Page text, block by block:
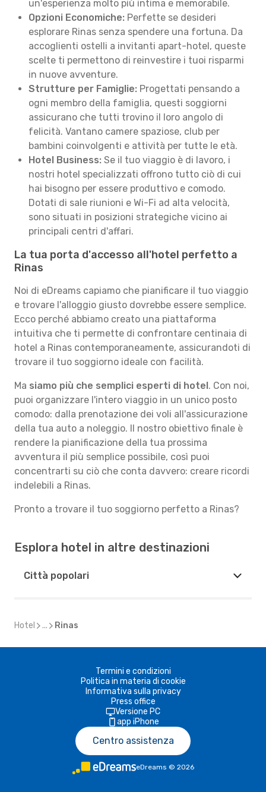
un'esperienza molto più intima e memorabile.
Opzioni Economiche: Perfette se desideri
esplorare Rinas senza spendere una fortuna. Da
accoglienti ostelli a invitanti apart-hotel, queste
scelte ti permettono di reinvestire i tuoi risparmi
in nuove avventure.
Strutture per Famiglie: Progettati pensando a
ogni membro della famiglia, questi soggiorni
assicurano che tutti trovino il loro angolo di
felicità. Vantano camere spaziose, club per
bambini coinvolgenti e attività per tutte le età.
Hotel Business: Se il tuo viaggio è di lavoro, i
nostri hotel specializzati offrono tutto ciò di cui
hai bisogno per essere produttivo e comodo.
Dotati di sale riunioni e Wi-Fi ad alta velocità,
sono situati in posizioni strategiche vicino ai
principali centri d'affari.
La tua porta d'accesso all'hotel perfetto a
Rinas
Noi di eDreams capiamo che pianificare il tuo viaggio
e trovare l'alloggio giusto dovrebbe essere semplice.
Ecco perché abbiamo creato una piattaforma
intuitiva che ti permette di confrontare centinaia di
hotel a Rinas contemporaneamente, assicurandoti di
trovare il tuo soggiorno ideale con facilità.
Ma siamo più che semplici esperti di hotel. Con noi,
puoi organizzare l'intero viaggio in un unico posto
comodo: dalla prenotazione dei voli all'assicurazione
della tua auto a noleggio. Il nostro obiettivo finale è
rendere la pianificazione della tua prossima
avventura il più semplice possibile, così puoi
concentrarti su ciò che conta davvero: creare ricordi
indelebili a Rinas.
Pronto a trovare il tuo soggiorno perfetto a Rinas?
Esplora hotel in altre destinazioni
Città popolari
Hotel ... Rinas
Termini e condizioni
Politica in materia di cookie
Informativa sulla privacy
Press office
Versione PC
app iPhone
Centro assistenza
eDreams © 2026